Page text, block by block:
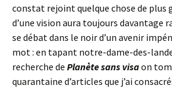
constat rejoint quelque chose de plus
d’une vision aura toujours davantage
se débat dans le noir d’un avenir
mot : en tapant notre-dame-des-
recherche de Planète sans visaon
quarantaine d’articles que j’ai